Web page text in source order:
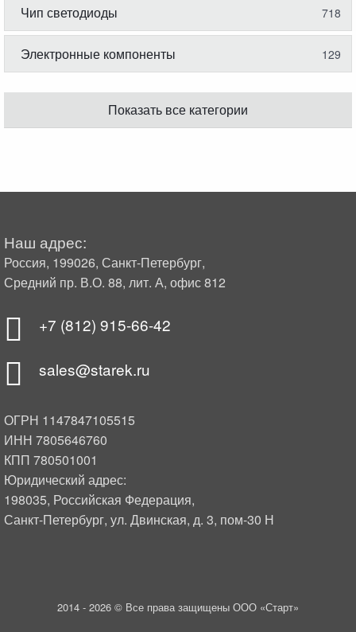
Чип светодиоды 718
Электронные компоненты 129
Показать все категории
Наш адрес:
Россия, 199026, Санкт-Петербург,
Средний пр. В.О. 88, лит. А, офис 812
+7 (812) 915-66-42
sales@starek.ru
ОГРН 1147847105515
ИНН 7805646760
КПП 780501001
Юридический адрес:
198035, Российская Федерация,
Санкт-Петербург, ул. Двинская, д. 3, пом-30 Н
2014 - 2026 © Все права защищены ООО «Старт»